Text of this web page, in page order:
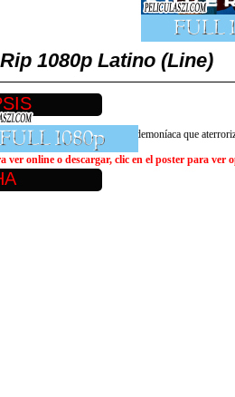
1080p Latino (Line)
buscan detener una fuerza demoníaca que
ver online o descargar, clic en el poster para ver